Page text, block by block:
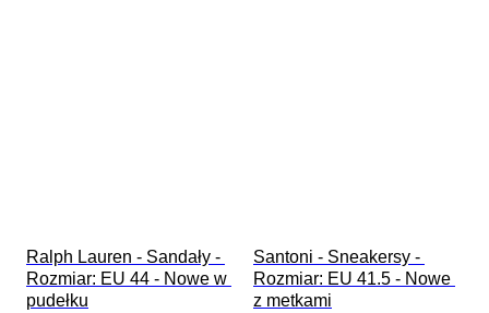
Ralph Lauren - Sandały -
Rozmiar: EU 44 - Nowe w
pudełku
Santoni - Sneakersy -
Rozmiar: EU 41.5 - Nowe
z metkami